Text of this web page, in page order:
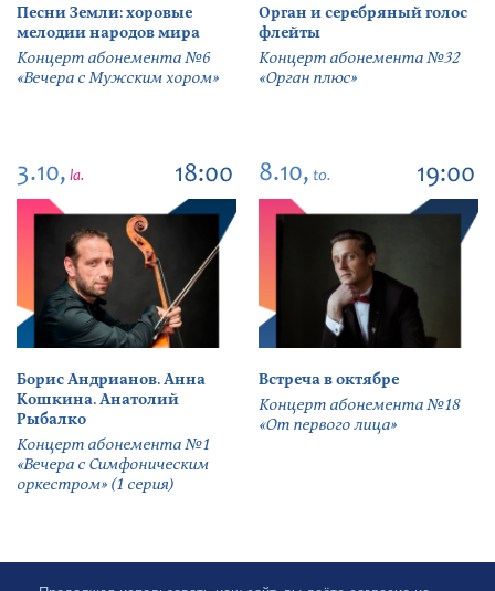
Песни Земли: хоровые
мелодии народов мира
Концерт абонемента №6
«Вечера с Мужским хором»
Орган и серебряный голос
флейты
Концерт абонемента №32
«Орган плюс»
3.10, la. 18:00
Борис Андрианов. Анна
Кошкина. Анатолий
Рыбалко
Концерт абонемента №1
«Вечера с Симфоническим
оркестром» (1 серия)
8.10, to. 19:00
Встреча в октябре
Концерт абонемента №18
«От первого лица»